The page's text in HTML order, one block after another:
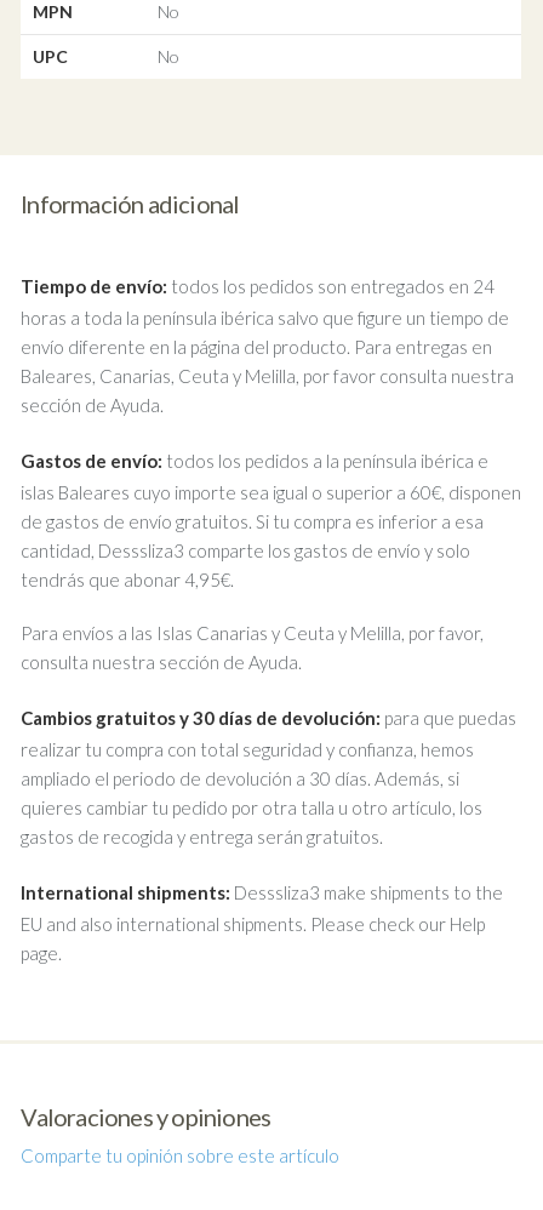
MPN No
UPC No
Información adicional
Tiempo de envío: todos los pedidos son entregados en 24
horas a toda la península ibérica salvo que figure un tiempo de
envío diferente en la página del producto. Para entregas en
Baleares, Canarias, Ceuta y Melilla, por favor consulta nuestra
sección de Ayuda.
Gastos de envío: todos los pedidos a la península ibérica e
islas Baleares cuyo importe sea igual o superior a 60€, disponen
de gastos de envío gratuitos. Si tu compra es inferior a esa
cantidad, Desssliza3 comparte los gastos de envío y solo
tendrás que abonar 4,95€.
Para envíos a las Islas Canarias y Ceuta y Melilla, por favor,
consulta nuestra sección de Ayuda.
Cambios gratuitos y 30 días de devolución: para que puedas
realizar tu compra con total seguridad y confianza, hemos
ampliado el periodo de devolución a 30 días. Además, si
quieres cambiar tu pedido por otra talla u otro artículo, los
gastos de recogida y entrega serán gratuitos.
International shipments: Desssliza3 make shipments to the
EU and also international shipments. Please check our Help
page.
Valoraciones y opiniones
Comparte tu opinión sobre este artículo